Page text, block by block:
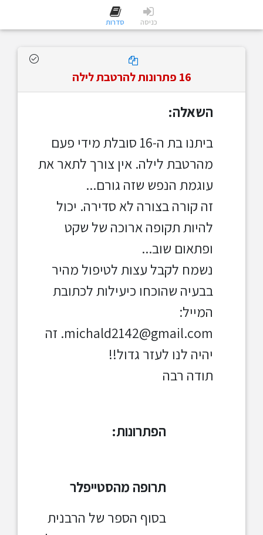
כניסה סדרות
16 פתרונות להרטבת לילה
השאלה:
ביתנו בת ה-16 סובלת מידי פעם
מהרטבת לילה. אין צורך לתאר את
עוגמת הנפש שזה גורם...
זה קורה בצורה לא סדירה. יכול
להיות תקופה ארוכה של שקט
ופתאום שוב...
נשמח לקבל עצות לטיפול מהיר
בבעיה שהוכחו כיעילות לכתובת
המייל:
michald2142@gmail.com. זה
יהיה לנו לעזר גדול!!
תודה רבה
הפתרונות:
תרופה מהסטייפלר
בסוף הספר של הרבנית